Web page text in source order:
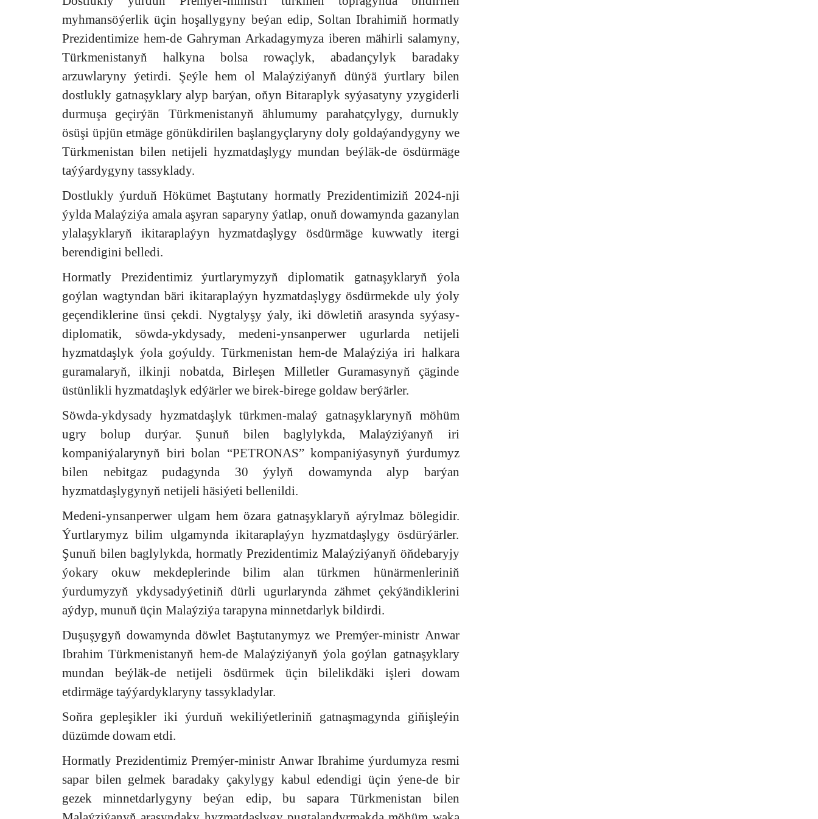
myhmansöýerlik üçin hoşallygyny beýan edip, Soltan Ibrahimiň hormatly
Prezidentimize hem-de Gahryman Arkadagymyza iberen mähirli salamyny,
Türkmenistanyň halkyna bolsa rowaçlyk, abadançylyk baradaky
arzuwlaryny ýetirdi. Şeýle hem ol Malaýziýanyň dünýä ýurtlary bilen
dostlukly gatnaşyklary alyp barýan, oňyn Bitaraplyk syýasatyny yzygiderli
durmuşa geçirýän Türkmenistanyň ählumumy parahatçylygy, durnukly
ösüşi üpjün etmäge gönükdirilen başlangyçlaryny doly goldaýandygyny we
Türkmenistan bilen netijeli hyzmatdaşlygy mundan beýläk-de ösdürmäge
taýýardygyny tassyklady.
Dostlukly ýurduň Hökümet Baştutany hormatly Prezidentimiziň 2024-nji
ýylda Malaýziýa amala aşyran saparyny ýatlap, onuň dowamynda gazanylan
ylalaşyklaryň ikitaraplaýyn hyzmatdaşlygy ösdürmäge kuwwatly itergi
berendigini belledi.
Hormatly Prezidentimiz ýurtlarymyzyň diplomatik gatnaşyklaryň ýola
goýlan wagtyndan bäri ikitaraplaýyn hyzmatdaşlygy ösdürmekde uly ýoly
geçendiklerine ünsi çekdi. Nygtalyşy ýaly, iki döwletiň arasynda syýasy-
diplomatik, söwda-ykdysady, medeni-ynsanperwer ugurlarda netijeli
hyzmatdaşlyk ýola goýuldy. Türkmenistan hem-de Malaýziýa iri halkara
guramalaryň, ilkinji nobatda, Birleşen Milletler Guramasynyň çäginde
üstünlikli hyzmatdaşlyk edýärler we birek-birege goldaw berýärler.
Söwda-ykdysady hyzmatdaşlyk türkmen-malaý gatnaşyklarynyň möhüm
ugry bolup durýar. Şunuň bilen baglylykda, Malaýziýanyň iri
kompaniýalarynyň biri bolan “PETRONAS” kompaniýasynyň ýurdumyz
bilen nebitgaz pudagynda 30 ýylyň dowamynda alyp barýan
hyzmatdaşlygynyň netijeli häsiýeti bellenildi.
Medeni-ynsanperwer ulgam hem özara gatnaşyklaryň aýrylmaz bölegidir.
Ýurtlarymyz bilim ulgamynda ikitaraplaýyn hyzmatdaşlygy ösdürýärler.
Şunuň bilen baglylykda, hormatly Prezidentimiz Malaýziýanyň öňdebaryjy
ýokary okuw mekdeplerinde bilim alan türkmen hünärmenleriniň
ýurdumyzyň ykdysadyýetiniň dürli ugurlarynda zähmet çekýändiklerini
aýdyp, munuň üçin Malaýziýa tarapyna minnetdarlyk bildirdi.
Duşuşygyň dowamynda döwlet Baştutanymyz we Premýer-ministr Anwar
Ibrahim Türkmenistanyň hem-de Malaýziýanyň ýola goýlan gatnaşyklary
mundan beýläk-de netijeli ösdürmek üçin bilelikdäki işleri dowam
etdirmäge taýýardyklaryny tassykladylar.
Soňra gepleşikler iki ýurduň wekiliýetleriniň gatnaşmagynda giňişleýin
düzümde dowam etdi.
Hormatly Prezidentimiz Premýer-ministr Anwar Ibrahime ýurdumyza resmi
sapar bilen gelmek baradaky çakylygy kabul edendigi üçin ýene-de bir
gezek minnetdarlygyny beýan edip, bu sapara Türkmenistan bilen